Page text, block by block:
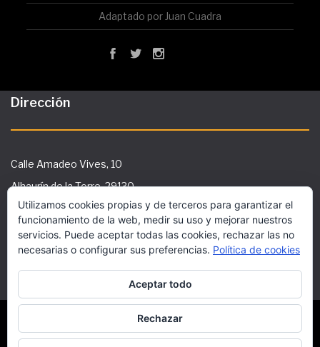
Este sitio utiliza cookies funcionales y scripts
externos para mejorar tu experiencia.
Más información Acepto
Adaptado por Juan Cuadra
Dirección
Calle Amadeo Vives, 10
Alhaurín de la Torre, 29130
Tlf: 951 29 36 91
secretaria@ies-galileo.com
Copyright © 2018 Superwise Elementary School WordPress
Theme by Aislin Themes
Utilizamos cookies propias y de terceros para garantizar el
funcionamiento de la web, medir su uso y mejorar nuestros
servicios. Puede aceptar todas las cookies, rechazar las no
necesarias o configurar sus preferencias. Política de cookies
Aceptar todo
Rechazar